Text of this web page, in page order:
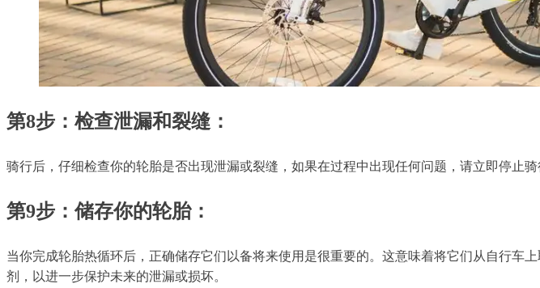
第8步：检查泄漏和裂缝：
骑行后，仔细检查你的轮胎是否出现泄漏或裂缝，如果在过程中出现任何问题，请立即停止
第9步：储存你的轮胎：
当你完成轮胎热循环后，正确储存它们以备将来使用是很重要的。这意味着将它们从自行车
剂，以进一步保护未来的泄漏或损坏。